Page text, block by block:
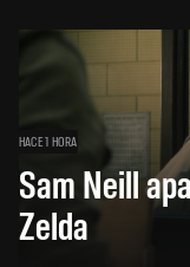
HACE 1 HORA
Sam Neill
Zelda